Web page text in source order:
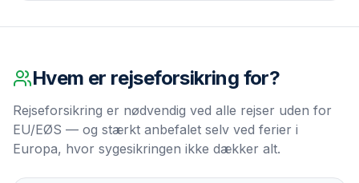
Hvem er rejseforsikring for?
Rejseforsikring er nødvendig ved alle rejser uden for
EU/EØS — og stærkt anbefalet selv ved ferier i
Europa, hvor sygesikringen ikke dækker alt.